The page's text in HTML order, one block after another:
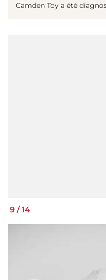
Camden Toy a été
9 /14